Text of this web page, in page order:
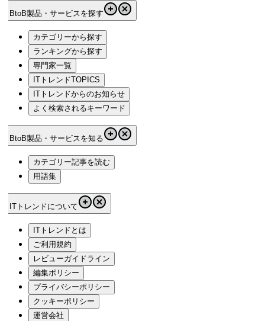
BtoB製品・サービスを探す
カテゴリーから探す
ランキングから探す
専門家一覧
ITトレンドTOPICS
ITトレンドからのお知らせ
よく検索されるキーワード
BtoB製品・サービスを知る
カテゴリー記事を読む
用語集
ITトレンドについて
ITトレンドとは
ご利用規約
レビューガイドライン
編集ポリシー
プライバシーポリシー
クッキーポリシー
運営会社